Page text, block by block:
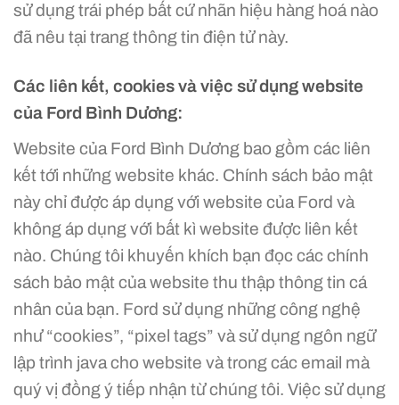
sử dụng trái phép bất cứ nhãn hiệu hàng hoá nào
đã nêu tại trang thông tin điện tử này.
Các liên kết, cookies và việc sử dụng website
của Ford Bình Dương:
Website của Ford Bình Dương bao gồm các liên
kết tới những website khác. Chính sách bảo mật
này chỉ được áp dụng với website của Ford và
không áp dụng với bất kì website được liên kết
nào. Chúng tôi khuyến khích bạn đọc các chính
sách bảo mật của website thu thập thông tin cá
nhân của bạn. Ford sử dụng những công nghệ
như “cookies”, “pixel tags” và sử dụng ngôn ngữ
lập trình java cho website và trong các email mà
quý vị đồng ý tiếp nhận từ chúng tôi. Việc sử dụng